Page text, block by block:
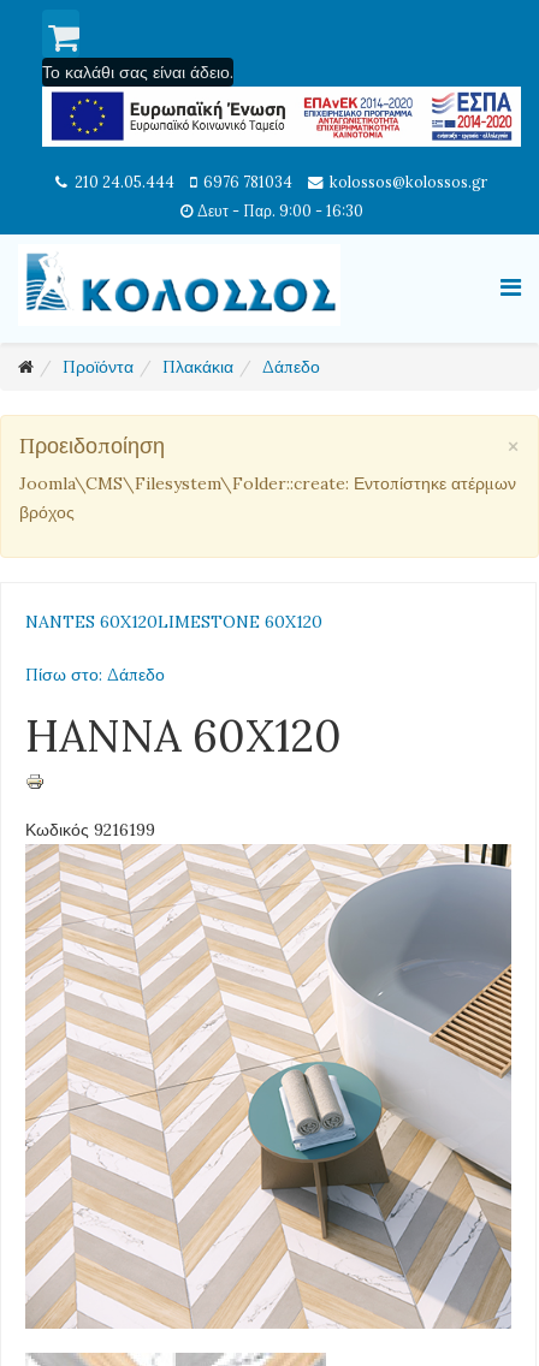
Το καλάθι σας είναι άδειο.
210 24.05.444 6976 781034
kolossos@kolossos.gr
Δευτ - Παρ. 9:00 - 16:30
Προϊόντα Πλακάκια Δάπεδο
×
Προειδοποίηση
Joomla\CMS\Filesystem\Folder::create: Εντοπίστηκε ατέρμων
βρόχος
NANTES 60X120LIMESTONE 60X120
Πίσω στο: Δάπεδο
HANNA 60X120
Κωδικός 9216199